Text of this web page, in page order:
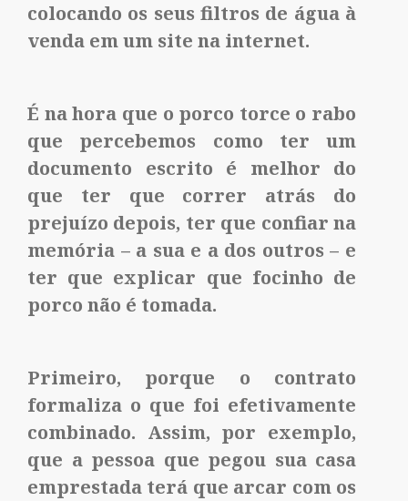
colocando os seus filtros de água à
venda em um site na internet.
É na hora que o porco torce o rabo
que percebemos como ter um
documento escrito é melhor do
que ter que correr atrás do
prejuízo depois, ter que confiar na
memória – a sua e a dos outros – e
ter que explicar que focinho de
porco não é tomada.
Primeiro, porque o contrato
formaliza o que foi efetivamente
combinado. Assim, por exemplo,
que a pessoa que pegou sua casa
emprestada terá que arcar com os